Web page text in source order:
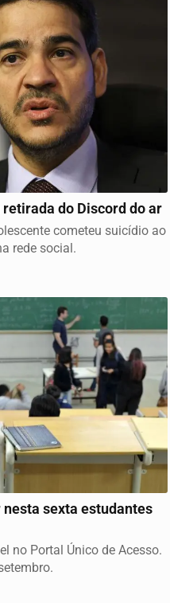
do Discord do ar
cometeu suicídio ao
rede social.
sexta estudantes
no Portal Único de Acesso.